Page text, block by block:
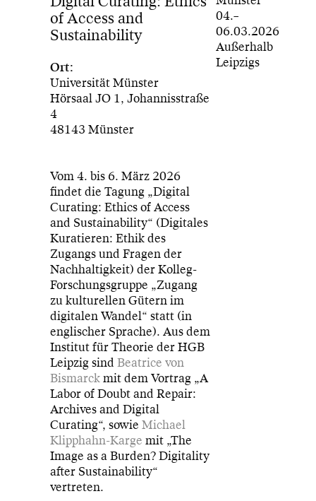
of Access and
Sustainability
Ort:
Universität Münster
Hörsaal JO 1, Johannisstraße
4
48143 Münster
Vom 4. bis 6. März 2026
findet die Tagung „Digital
Curating: Ethics of Access
and Sustainability“ (Digitales
Kuratieren: Ethik des
Zugangs und Fragen der
Nachhaltigkeit) der Kolleg-
Forschungsgruppe „Zugang
zu kulturellen Gütern im
digitalen Wandel“ statt (in
englischer Sprache). Aus dem
Institut für Theorie der HGB
Leipzig sindBeatrice von
Bismarckmit dem Vortrag „A
Labor of Doubt and Repair:
Archives and Digital
Curating“, sowieMichael
Klipphahn-Karge mit „The
Image as a Burden? Digitality
after Sustainability“
vertreten.
04.–
06.03.2026
Außerhalb
Leipzigs